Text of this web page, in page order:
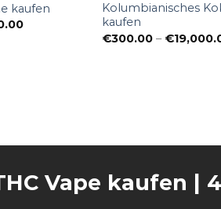
kaufen
Preisspanne:
Kolumbianisches
kaufen
€300.00 – €
Vape kaufen |